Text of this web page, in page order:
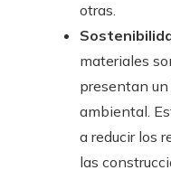
otras.
materiales
presentan
ambiental.
a reducir los
las